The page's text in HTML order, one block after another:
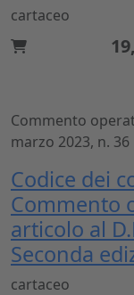
cartaceo
Commento
marzo 2023, n. 36
Codice dei
Commento
articolo al
Seconda
cartaceo